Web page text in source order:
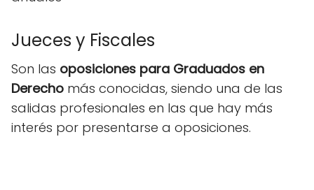
Jueces y Fiscales
Son las oposiciones para Graduados en
Derecho más conocidas, siendo una de las
salidas profesionales en las que hay más
interés por presentarse a oposiciones.